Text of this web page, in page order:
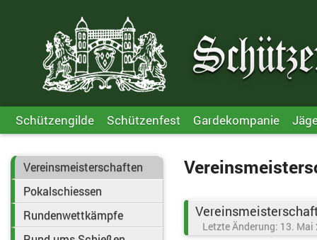
Schützengilde Schützenfest Gardekompanie
Letzte Änderung: 13. Mai
Vereinsmeisterschaften
Pokalschiessen
Rundenwettkämpfe